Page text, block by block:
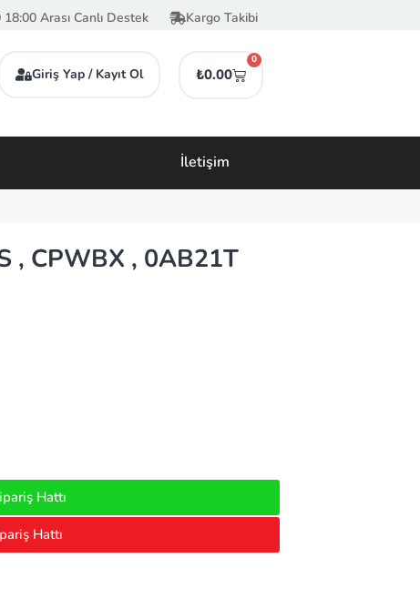
18:00 Arası Canlı Destek Kargo Takibi
Giriş Yap / Kayıt Ol ₺0.00
0
İletişim
, CPWBX , 0AB21T
Hattı
Hattı